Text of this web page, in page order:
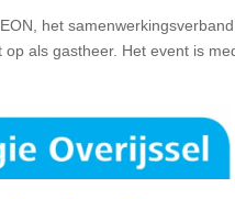
het
als gastheer. Het event is